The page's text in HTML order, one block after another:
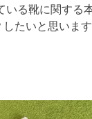
いる靴に関する
たいと思いま